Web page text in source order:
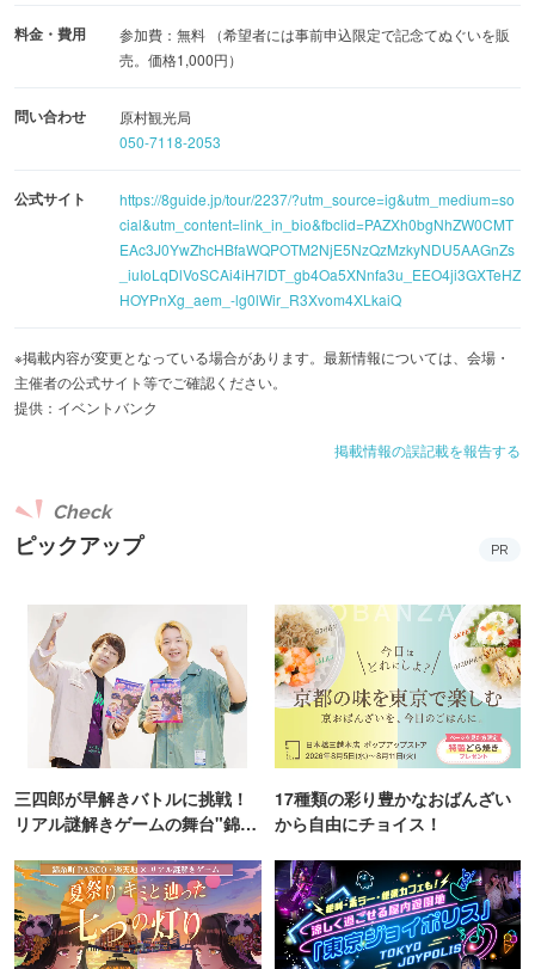
料金・費用
参加費：無料 （希望者には事前申込限定で記念てぬぐいを販
売。価格1,000円）
問い合わせ
原村観光局
050-7118-2053
公式サイト
https://8guide.jp/tour/2237/?utm_source=ig&utm_medium=so
cial&utm_content=link_in_bio&fbclid=PAZXh0bgNhZW0CMT
EAc3J0YwZhcHBfaWQPOTM2NjE5NzQzMzkyNDU5AAGnZs
_iuIoLqDlVoSCAi4iH7lDT_gb4Oa5XNnfa3u_EEO4ji3GXTeHZ
HOYPnXg_aem_-lg0lWir_R3Xvom4XLkaiQ
※掲載内容が変更となっている場合があります。最新情報については、会場・
主催者の公式サイト等でご確認ください。
提供：イベントバンク
掲載情報の誤記載を報告する
ピックアップ
Check
PR
三四郎が早解きバトルに挑戦！
リアル謎解きゲームの舞台"錦糸
17種類の彩り豊かなおばんざい
から自由にチョイス！